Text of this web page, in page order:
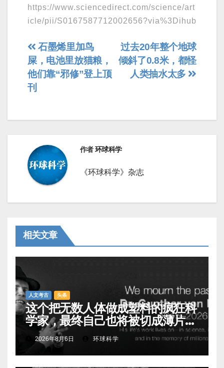
https://www.sciencedirect.com/science/art
icle/pii/S0167587712002656?via%3Dihub
文
章
导
过去20年整个地球
倾斜了0.8米，都怪
人类抽水太多
石墨烯里加鸟
屎，电池里放猫粮，
他们靠“邪修”登上顶
刊
作者环球科学
《环球科学》杂志
相关文章
人文考古 头条
这个把无数人体做成塑料的疯狂科
学家，最终自己也将被切成薄片展
出2026年8月6日 环球科学